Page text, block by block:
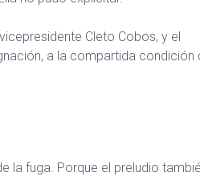
Cleto Cobos, y el
a la compartida condición
la fuga. Porque el preludio